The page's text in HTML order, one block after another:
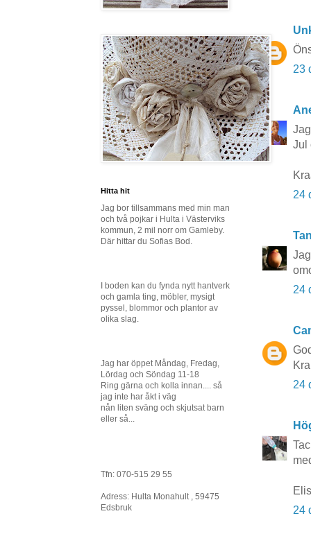
23
Jul
24
24
24
24
Hitta hit
Jag bor tillsammans med min man
och två pojkar i Hulta i Västerviks
kommun, 2 mil norr om Gamleby.
Där hittar du Sofias Bod.
I boden kan du fynda nytt hantverk
och gamla ting, möbler, mysigt
pyssel, blommor och plantor av
olika slag.
Jag har öppet Måndag, Fredag,
Lördag och Söndag 11-18
Ring gärna och kolla innan.... så
jag inte har åkt i väg
nån liten sväng och skjutsat barn
eller så...
Tfn: 070-515 29 55
Adress: Hulta Monahult , 59475
Edsbruk